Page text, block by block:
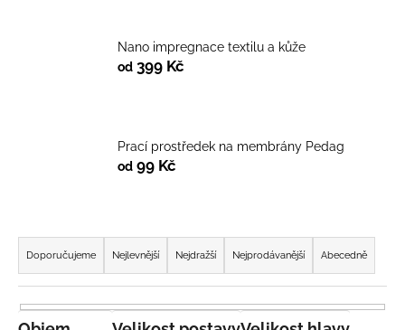
Nano impregnace textilu a kůže
od 399 Kč
Prací prostředek na membrány Pedag
od 99 Kč
Ř
a
z
e
Doporučujeme Nejlevnější Nejdražší Nejprodávanější Abecedně